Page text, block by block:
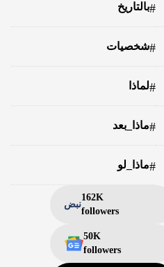
#بالتاريخ
#شخصيات
#لماذا
#ماذا_بعد
#ماذا_لو
162K
followers
نبض
50K
followers